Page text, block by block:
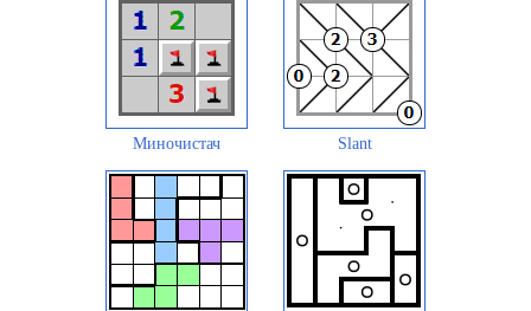
Миночистач Slant